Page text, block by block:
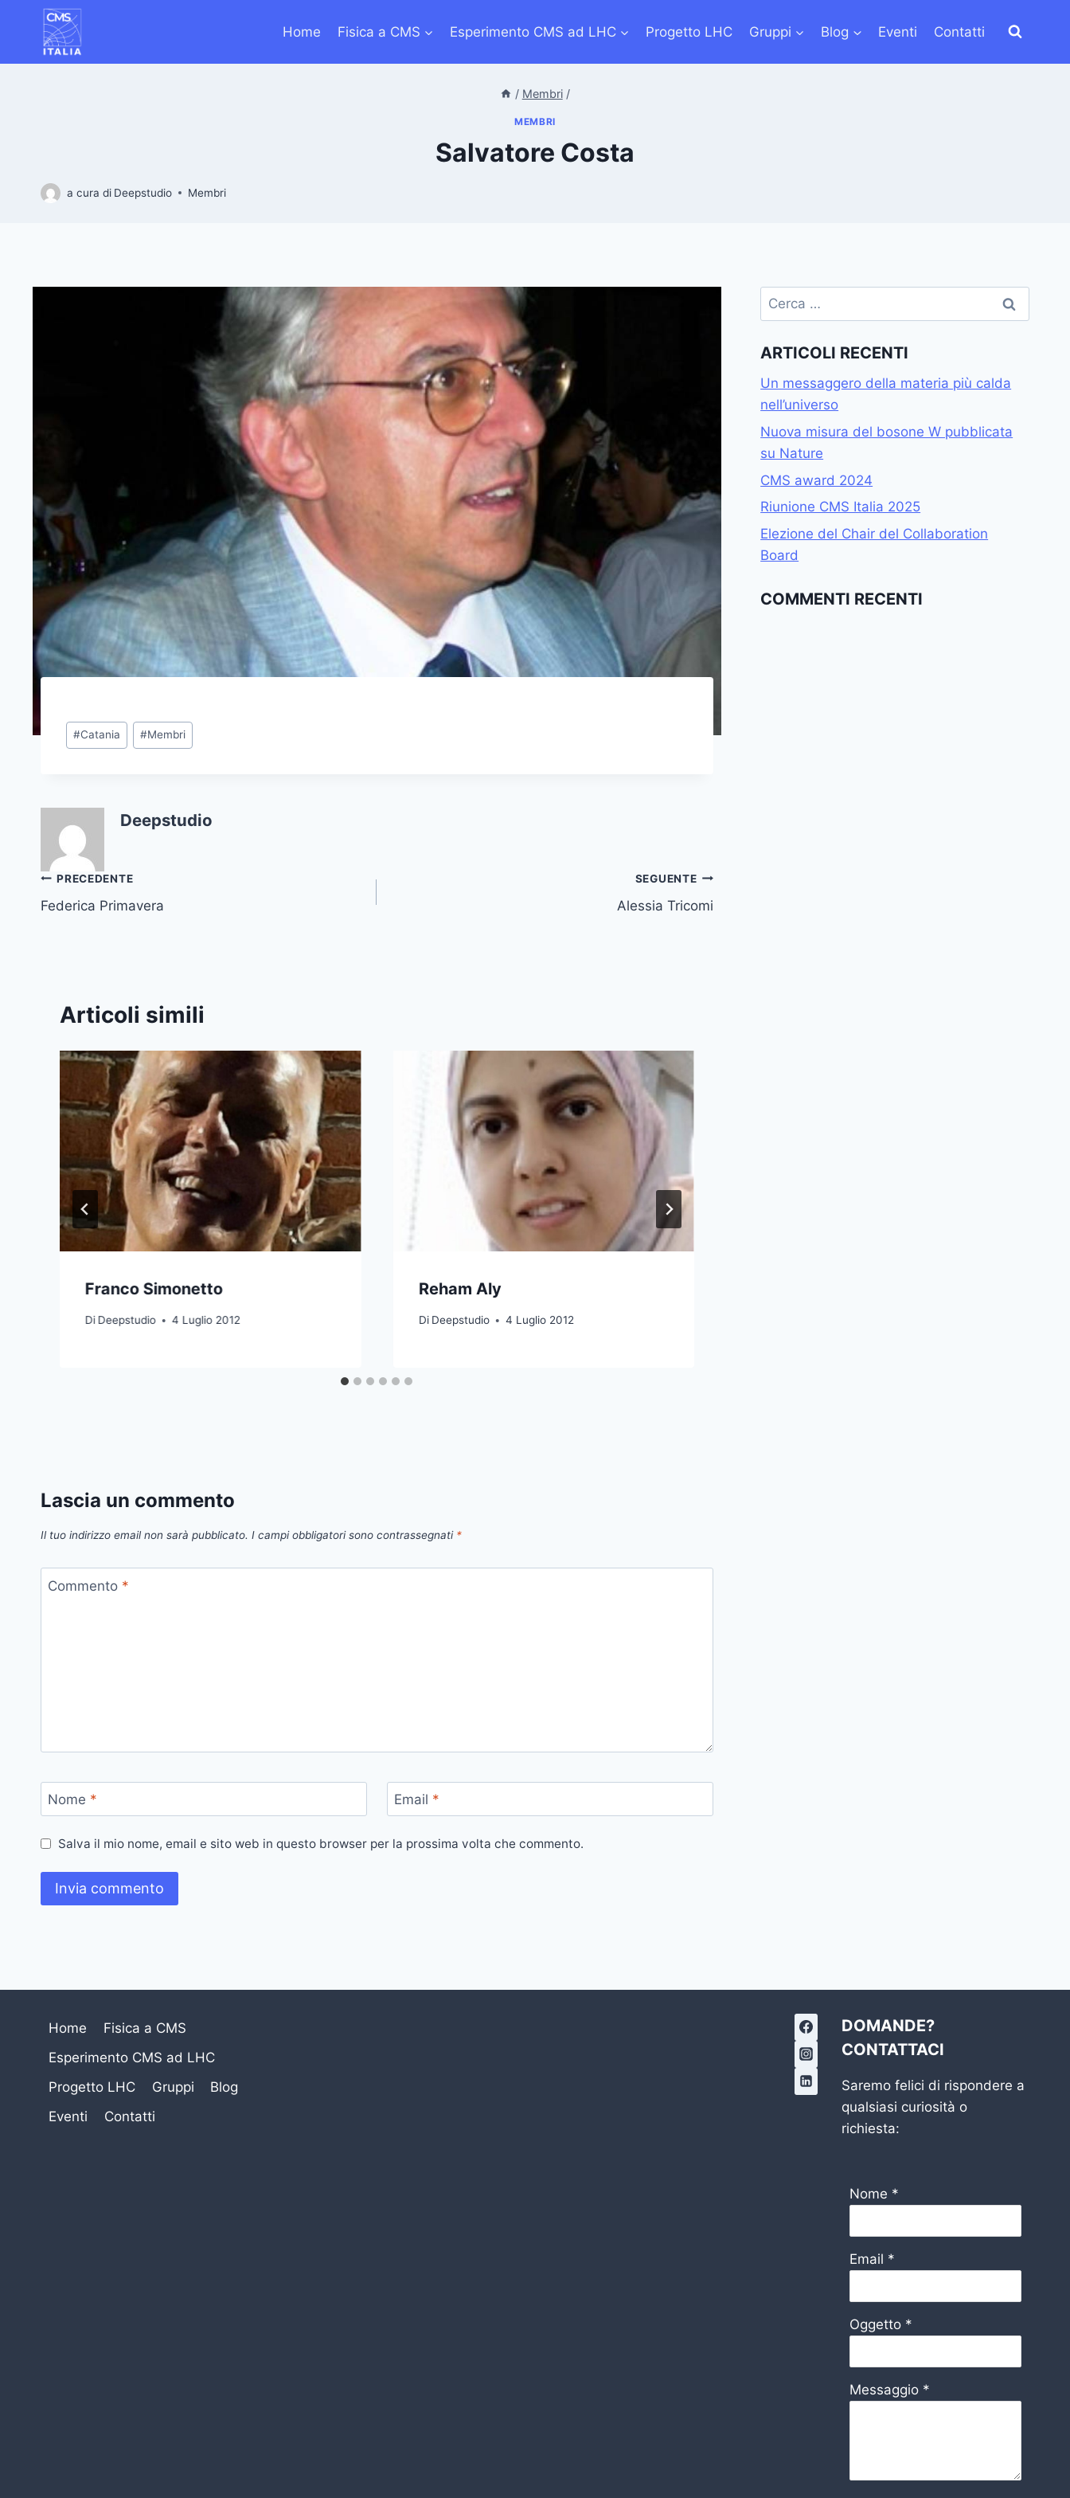
contenuto
Home Fisica a CMS Esperimento CMS ad LHC Progetto LHC Gruppi Blog Eventi Contatti
/ Membri /
MEMBRI
Salvatore Costa
a cura di Deepstudio Membri
Tag
articolo:
#Catania #Membri
Deepstudio
Navigazione
articoli
PRECEDENTE
Federica Primavera
SEGUENTE
Alessia Tricomi
Articoli simili
Franco Simonetto
DiDeepstudio 4 Luglio 2012
Reham Aly
Di Deepstudio 4 Luglio 2012
Lascia un commento
Il tuo indirizzo email non sarà pubblicato. I campi obbligatori sono contrassegnati *
Commento *
Nome * Email *
Salva il mio nome, email e sito web in questo browser per la prossima volta che commento.
Ricerca
per:
ARTICOLI RECENTI
Un messaggero della materia più calda
nell’universo
Nuova misura del bosone W pubblicata
su Nature
CMS award 2024
Riunione CMS Italia 2025
Elezione del Chair del Collaboration
Board
COMMENTI RECENTI
Home
Fisica a CMS
Esperimento CMS ad LHC
Progetto LHC
Gruppi
Blog
Eventi
Contatti
DOMANDE?
CONTATTACI
Saremo felici di rispondere a
qualsiasi curiosità o
richiesta:
Nome *
Email *
Oggetto *
Messaggio *